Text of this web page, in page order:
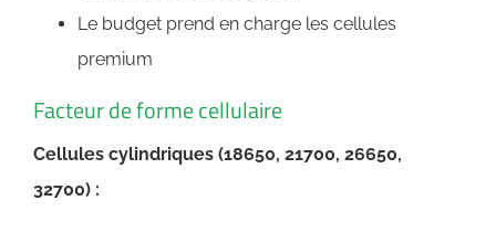
Le budget prend en charge les cellules
premium
Facteur de forme cellulaire
Cellules cylindriques (18650, 21700, 26650,
32700) :